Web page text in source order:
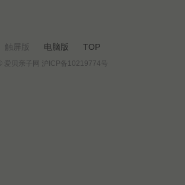
触屏版 电脑版 TOP
© 爱贝亲子网 沪ICP备10219774号